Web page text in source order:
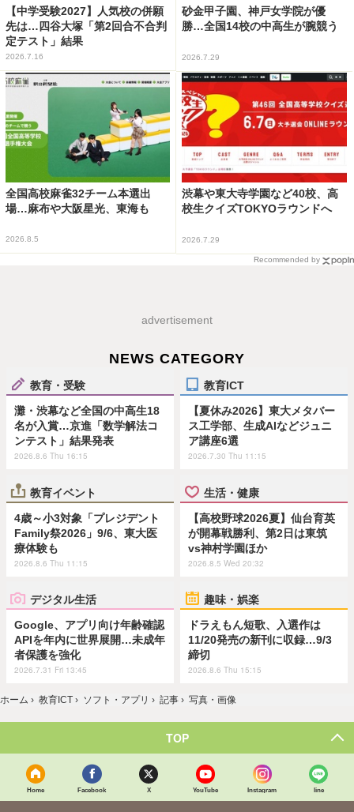
【中学受験2027】人気校の併願
先は…四谷大塚「第2回合不合判
定テスト」結果
2026.7.16
砂金甲子園、神戸女学院が優
勝…全国14校の中高生が腕競う
2026.7.29
全国高校麻雀32チーム本選出
場…麻布や大阪星光、東海も
2026.8.5
渋幕や東大寺学園など40校、高
校生クイズTOKYOラウンドへ
2026.7.29
Recommended by
advertisement
NEWS CATEGORY
教育・受験
灘・渋幕など全国の中高生18
名が入賞…京進「数学解法コ
ンテスト」結果発表
2026.8.6 Thu 16:15
教育ICT
【夏休み2026】東大メタバー
ス工学部、生成AIなどジュニ
ア講座6選
2026.7.30 Thu 11:15
教育イベント
4歳～小3対象「プレジデント
Family祭2026」9/6、東大医
療体験も
2026.8.6 Thu 11:15
生活・健康
【高校野球2026夏】仙台育英
が開幕戦勝利、第2日は東筑
vs神村学園ほか
2026.8.5 Wed 20:32
デジタル生活
Google、アプリ向け年齢確認
APIを年内に世界展開…未成年
者保護を強化
2026.7.31 Fri 13:45
趣味・娯楽
ドラえもん短歌、入選作は
11/20発売の新刊に収録…9/3
締切
2026.8.6 Thu 15:15
ホーム › 教育ICT › ソフト・アプリ › 記事 › 写真・画像
TOP
Home Facebook X YouTube Instagram line